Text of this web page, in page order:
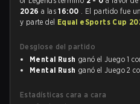
2026 a las16:00 . El partido fue
y parte del Equal eSports Cup
Desglose del partido
Mental Rush ganó el Juego 1
Mental Rush ganó el Juego 2
Estadísticas cara a cara